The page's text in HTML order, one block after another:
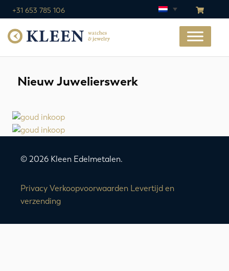
+31 653 785 106
Nieuw Juwelierswerk
© 2026 Kleen Edelmetalen.
Privacy Verkoopvoorwaarden Levertijd en
verzending